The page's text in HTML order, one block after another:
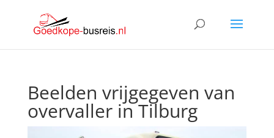
Beelden vrijgegeven van
overvaller in Tilburg